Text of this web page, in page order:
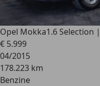
Opel Mokka1.6 Selection
€ 5.999
04/2015
178.223 km
Benzine